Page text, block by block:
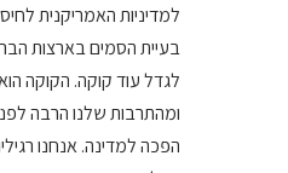
למדיניות האמריקנית
בעיית הסמים בארצות
לגדל עוד קוקה. הקוקה
ומהתרבות שלנו הרבה
הפכה למדינה. אנחנו